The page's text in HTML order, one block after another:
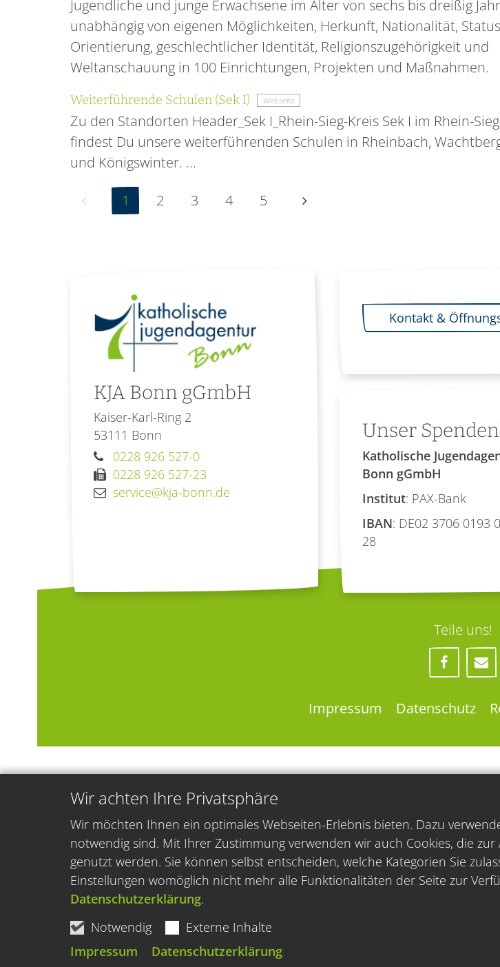
Wir achten Ihre Privatsphäre
Wir möchten Ihnen ein optimales Webseiten-Erlebnis bieten. Dazu
notwendig sind. Mit Ihrer Zustimmung verwenden wir auch Cookies, die
genutzt werden. Sie können selbst entscheiden, welche Kategorien Sie
Einstellungen womöglich nicht mehr alle Funktionalitäten der Seite zur
Datenschutzerklärung.
Notwendig
Externe Inhalte
Impressum Datenschutzerklärung
Jugendliche und junge Erwachsene im Alter von sechs bis dreißig
unabhängig von eigenen Möglichkeiten, Herkunft, Nationalität,
Orientierung, geschlechtlicher Identität, Religionszugehörigkeit und
Weltanschauung in 100 Einrichtungen, Projekten und Maßnahmen.
Weiterführende Schulen (Sek I) Webseite
Zu den Standorten Header_Sek I_Rhein-Sieg-Kreis Sek I im Rhein-
findest Du unsere weiterführenden Schulen in Rheinbach,
und Königswinter. ...
Vorherige Seite
1 2 3 4 5 Nächste Seite
KJA Bonn gGmbH
Kaiser-Karl-Ring 2
53111 Bonn
0228 926 527-0
0228 926 527-23
service@kja-bonn.de
Kontakt &
Unser
Katholische
Bonn gGmbH
Institut: PAX-Bank
IBAN: DE02 3706 0193
28
Teile uns!
Impressum Datenschutz